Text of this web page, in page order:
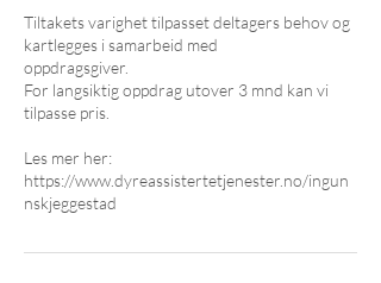
Tiltakets varighet tilpasset deltagers behov og
kartlegges i samarbeid med
oppdragsgiver.
For langsiktig oppdrag utover 3 mnd kan vi
tilpasse pris.
Les mer her:
https://www.dyreassistertetjenester.no/ingun
nskjeggestad